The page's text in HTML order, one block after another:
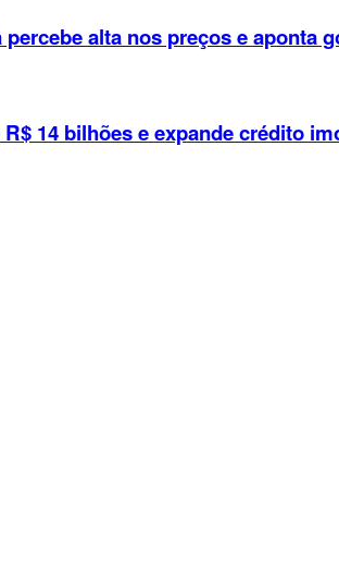
percebe alta nos preços e aponta
14 bilhões e expande crédito